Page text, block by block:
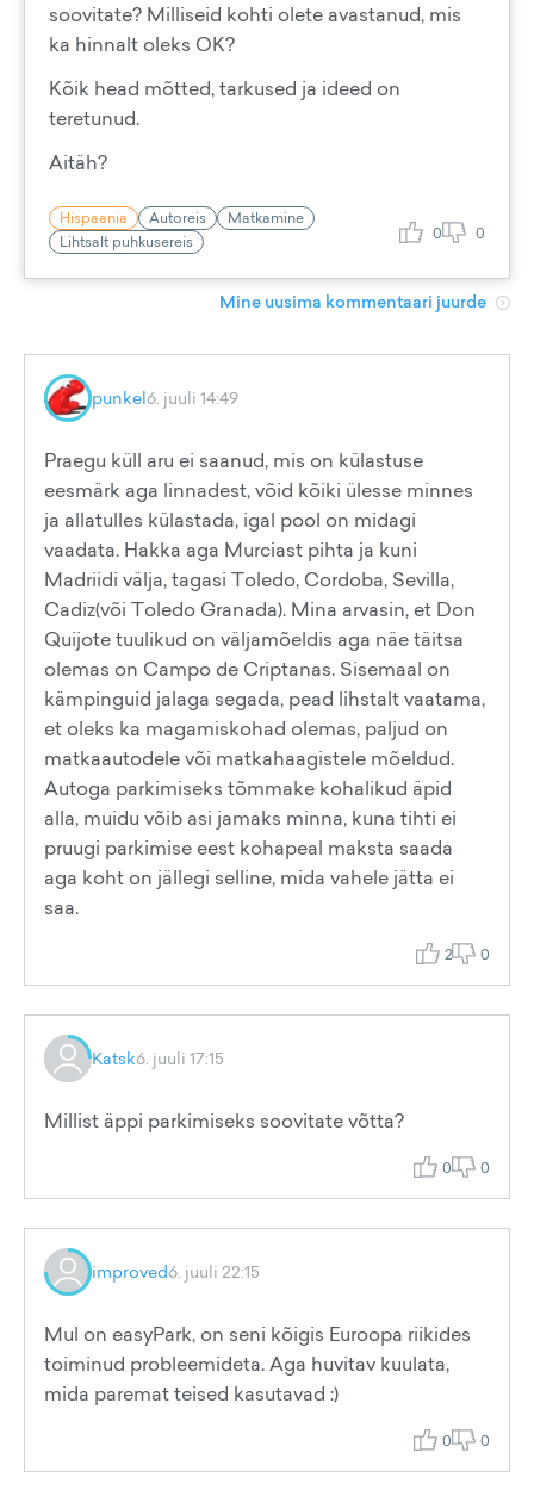
soovitate? Milliseid kohti olete avastanud, mis
ka hinnalt oleks OK?
Kõik head mõtted, tarkused ja ideed on
teretunud.
Aitäh?
Hispaania Autoreis
Matkamine
Lihtsalt puhkusereis
0 0
Mine uusima kommentaari juurde
punkel6. juuli 14:49
Praegu küll aru ei saanud, mis on külastuse
eesmärk aga linnadest, võid kõiki ülesse minnes
ja allatulles külastada, igal pool on midagi
vaadata. Hakka aga Murciast pihta ja kuni
Madriidi välja, tagasi Toledo, Cordoba, Sevilla,
Cadiz(või Toledo Granada). Mina arvasin, et Don
Quijote tuulikud on väljamõeldis aga näe täitsa
olemas on Campo de Criptanas. Sisemaal on
kämpinguid jalaga segada, pead lihstalt vaatama,
et oleks ka magamiskohad olemas, paljud on
matkaautodele või matkahaagistele mõeldud.
Autoga parkimiseks tõmmake kohalikud äpid
alla, muidu võib asi jamaks minna, kuna tihti ei
pruugi parkimise eest kohapeal maksta saada
aga koht on jällegi selline, mida vahele jätta ei
saa.
2 0
Katsk6. juuli 17:15
Millist äppi parkimiseks soovitate võtta?
0 0
improved6. juuli 22:15
Mul on easyPark, on seni kõigis Euroopa riikides
toiminud probleemideta. Aga huvitav kuulata,
mida paremat teised kasutavad :)
0 0